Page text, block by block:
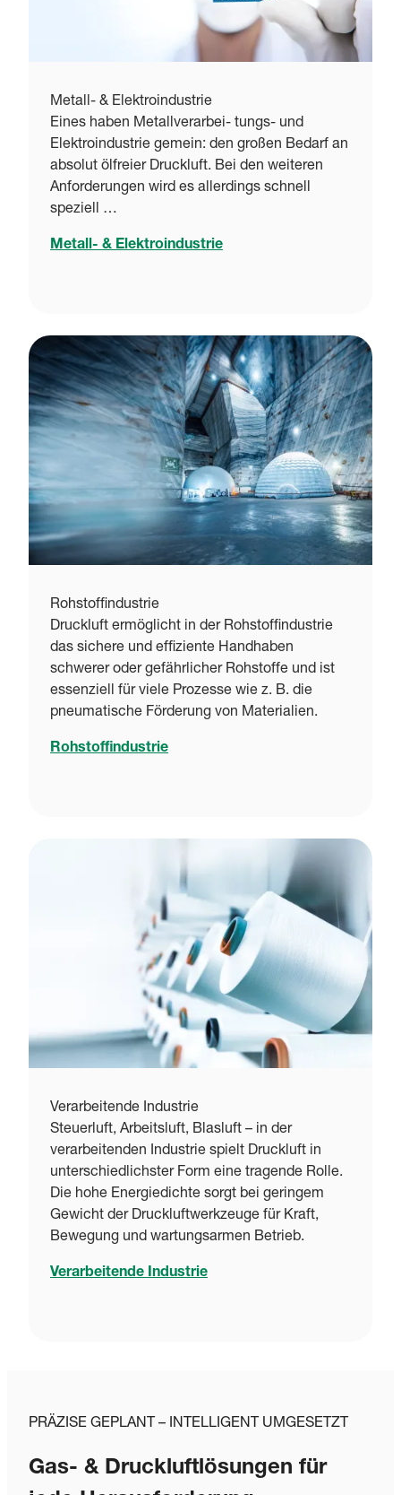
Metall- & Elektroindustrie
Eines haben Metallverarbei- tungs- und
Elektroindustrie gemein: den großen Bedarf an
absolut ölfreier Druckluft. Bei den weiteren
Anforderungen wird es allerdings schnell
speziell …
Metall- & Elektroindustrie
Rohstoffindustrie
Druckluft ermöglicht in der Rohstoffindustrie
das sichere und effiziente Handhaben
schwerer oder gefährlicher Rohstoffe und ist
essenziell für viele Prozesse wie z. B. die
pneumatische Förderung von Materialien.
Rohstoffindustrie
Verarbeitende Industrie
Steuerluft, Arbeitsluft, Blasluft – in der
verarbeitenden Industrie spielt Druckluft in
unterschiedlichster Form eine tragende Rolle.
Die hohe Energiedichte sorgt bei geringem
Gewicht der Druckluftwerkzeuge für Kraft,
Bewegung und wartungsarmen Betrieb.
Verarbeitende Industrie
PRÄZISE GEPLANT – INTELLIGENT UMGESETZT
Gas- & Druckluftlösungen für